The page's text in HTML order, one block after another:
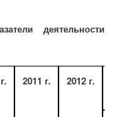
деятельности
. 2011 г. 2012 г.